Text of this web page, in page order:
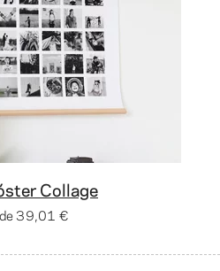
Collage
39,01 €